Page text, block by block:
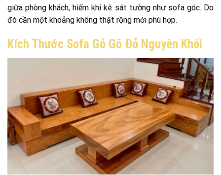
giữa phòng khách, hiếm khi kê sát tường như sofa góc. Do
đó cần một khoảng không thật rộng mới phù hợp.
Kích Thước Sofa Gỗ Gõ Đỏ Nguyên Khối